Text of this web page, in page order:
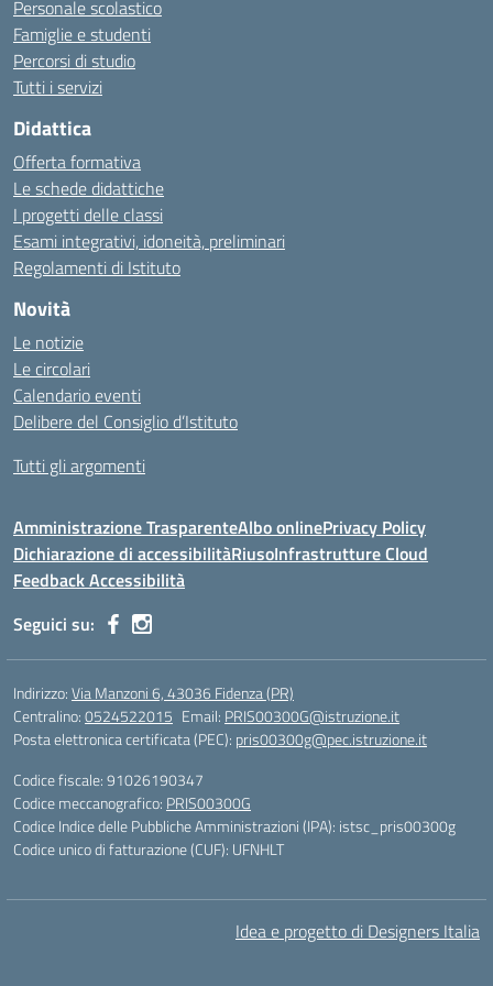
Personale scolastico
Famiglie e studenti
Percorsi di studio
Tutti i servizi
Didattica
Offerta formativa
Le schede didattiche
I progetti delle classi
Esami integrativi, idoneità, preliminari
Regolamenti di Istituto
Novità
Le notizie
Le circolari
Calendario eventi
Delibere del Consiglio d’Istituto
Tutti gli argomenti
Amministrazione TrasparenteAlbo onlinePrivacy Policy
Dichiarazione di accessibilitàRiusoInfrastrutture Cloud
Feedback Accessibilità
Seguici su:
Indirizzo:Via Manzoni 6, 43036 Fidenza (PR)
Centralino:0524522015 Email: PRIS00300G@istruzione.it
Posta elettronica certificata (PEC): pris00300g@pec.istruzione.it
Codice fiscale: 91026190347
Codice meccanografico: PRIS00300G
Codice Indice delle Pubbliche Amministrazioni (IPA): istsc_pris00300g
Codice unico di fatturazione (CUF): UFNHLT
Idea e progetto di Designers Italia